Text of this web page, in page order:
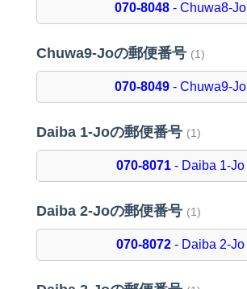
070-8048 - Chuwa8-Jo
Chuwa9-Joの郵便番号 (1)
070-8049 - Chuwa9-Jo
Daiba 1-Joの郵便番号 (1)
070-8071 - Daiba 1-Jo
Daiba 2-Joの郵便番号 (1)
070-8072 - Daiba 2-Jo